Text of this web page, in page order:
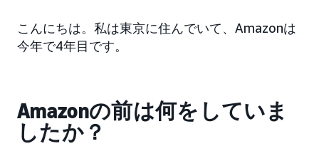
こんにちは。私は東京に住んでいて、Amazonは
今年で4年目です。
Amazonの前は何をしていま
したか？